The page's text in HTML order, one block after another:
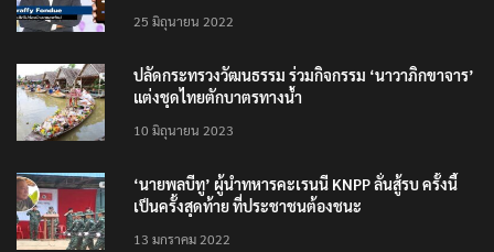
25 มิถุนายน 2022
ปลัดกระทรวงวัฒนธรรม ร่วมกิจกรรม ‘นาวาภิกขาจาร’
แต่งชุดไทยตักบาตรทางน้ำ
10 มิถุนายน 2023
‘นายพลบีทู’ ผู้นำทหารคะเรนนี KNPP ลั่นสู้รบ ครั้งนี้
เป็นครั้งสุดท้าย ที่ประชาชนต้องชนะ
13 มกราคม 2022